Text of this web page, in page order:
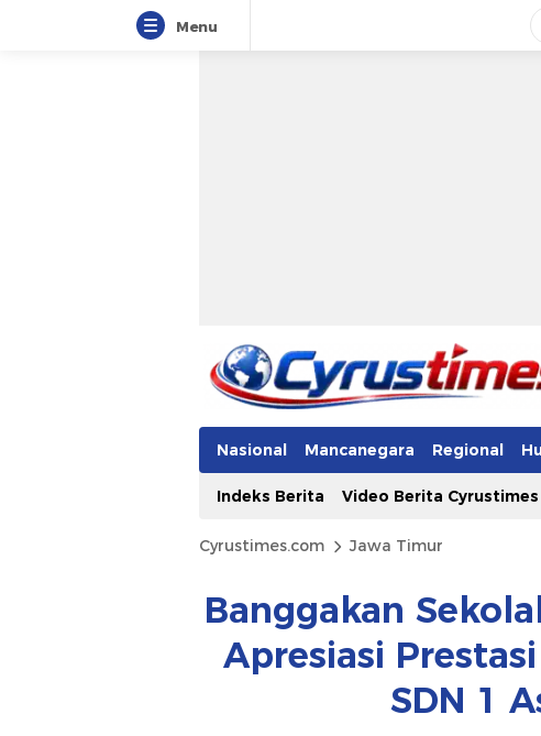
Menu
Nasional Mancanegara Regional
Indeks Berita Video Berita Cyrustimes
Cyrustimes.com Jawa Timur
Banggakan
Apresiasi
SDN 1